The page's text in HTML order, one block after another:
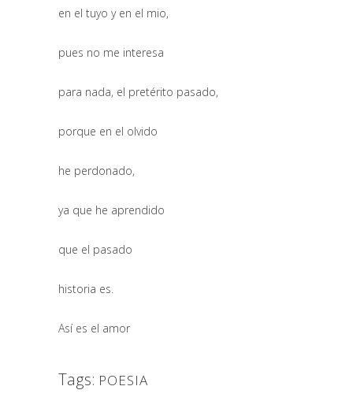
en el tuyo y en el mio,
pues no me interesa
para nada, el pretérito pasado,
porque en el olvido
he perdonado,
ya que he aprendido
que el pasado
historia es.
Así es el amor
Tags: POESIA